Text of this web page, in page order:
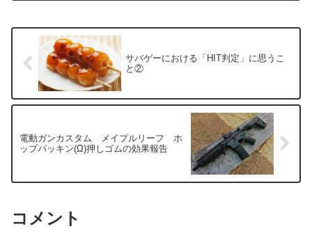
サバゲーにおける「HIT判定」に思うこ
と②
電動ガンカスタム メイプルリーフ ホ
ップパッキン(Ω)押しゴムの効果報告
コメント